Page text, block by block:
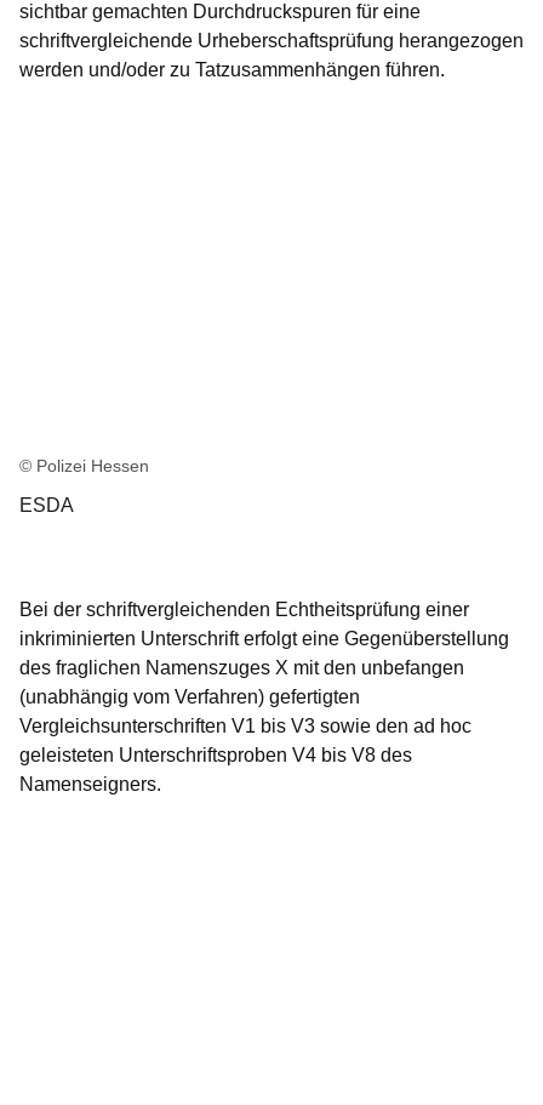
sichtbar gemachten Durchdruckspuren für eine
schriftvergleichende Urheberschaftsprüfung herangezogen
werden und/oder zu Tatzusammenhängen führen.
© Polizei Hessen
ESDA
Bei der schriftvergleichenden Echtheitsprüfung einer
inkriminierten Unterschrift erfolgt eine Gegenüberstellung
des fraglichen Namenszuges X mit den unbefangen
(unabhängig vom Verfahren) gefertigten
Vergleichsunterschriften V1 bis V3 sowie den ad hoc
geleisteten Unterschriftsproben V4 bis V8 des
Namenseigners.